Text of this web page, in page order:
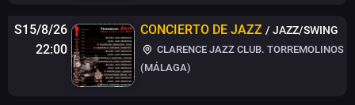
S15/8/26
22:00
CONCIERTO DE JAZZ / JAZZ/SWING
CLARENCE JAZZ CLUB. TORREMOLINOS
(MÁLAGA)